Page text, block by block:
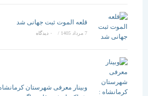
قلعه الموت ثبت جهانی شد
/ ۰ دیدگاه
وبینار معرفی شهرستان کرمانشاه :